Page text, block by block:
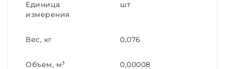
Единица
измерения
шт
Вес, кг 0,076
Объем, м³ 0,00008